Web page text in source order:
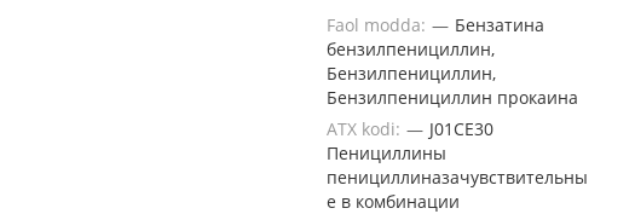
Faol modda: — Бензатина
бензилпенициллин,
Бензилпенициллин,
Бензилпенициллин прокаина
ATX kodi: — J01CE30
Пенициллины
пенициллиназачувствительны
е в комбинации